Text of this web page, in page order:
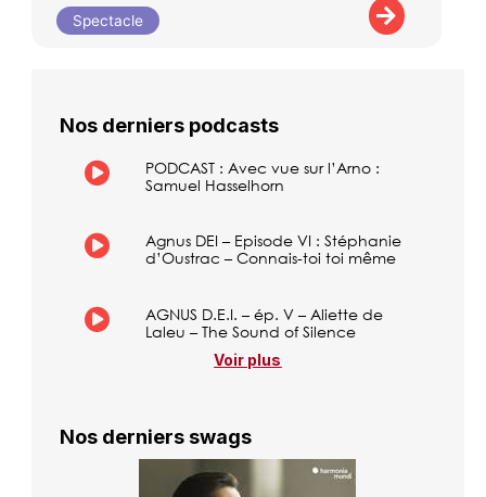
Spectacle
Nos derniers podcasts
PODCAST : Avec vue sur l’Arno :
Samuel Hasselhorn
Agnus DEI – Episode VI : Stéphanie
d’Oustrac – Connais-toi toi même
AGNUS D.E.I. – ép. V – Aliette de
Laleu – The Sound of Silence
Voir plus
Nos derniers swags